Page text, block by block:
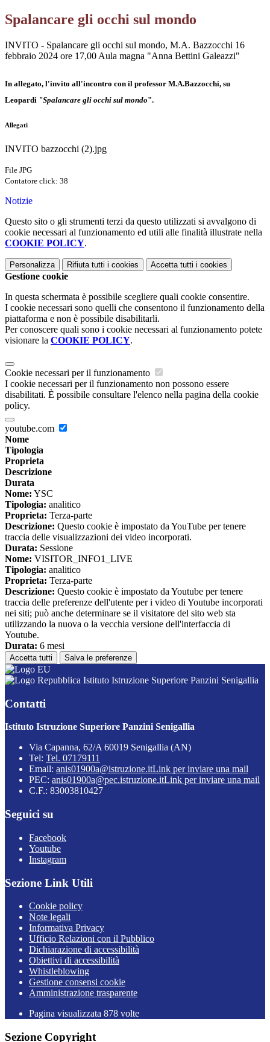
Spalancare gli occhi sul mondo
INVITO - Spalancare gli occhi sul mondo, M.A. Bazzocchi 16
febbraio 2024 ore 17,00 Aula magna "Anna Bettini Galeazzi"
In allegato, l'invito all'incontro con il professor M.A.Bazzocchi, su
Leopardi "Spalancare gli occhi sul mondo".
Allegati
INVITO bazzocchi (2).jpg
File JPG
Contatore click: 38
Notizie
Questo sito o gli strumenti terzi da questo utilizzati si avvalgono di
cookie necessari al funzionamento ed utili alle finalità illustrate nella
COOKIE POLICY.
Personalizza Rifiuta tutti i cookies Accetta tutti i cookies
Gestione cookie
In questa schermata è possibile scegliere quali cookie consentire.
I cookie necessari sono quelli che consentono il funzionamento della
piattaforma e non è possibile disabilitarli.
Per conoscere quali sono i cookie necessari al funzionamento potete
visionare la COOKIE POLICY.
Cookie necessari per il funzionamento
I cookie necessari per il funzionamento non possono essere
disabilitati. È possibile consultare l'elenco nella pagina della cookie
policy.
youtube.com
Nome
Tipologia
Proprieta
Descrizione
Durata
Nome: YSC
Tipologia: analitico
Proprieta: Terza-parte
Descrizione: Questo cookie è impostato da YouTube per tenere
traccia delle visualizzazioni dei video incorporati.
Durata: Sessione
Nome: VISITOR_INFO1_LIVE
Tipologia: analitico
Proprieta: Terza-parte
Descrizione: Questo cookie è impostato da Youtube per tenere
traccia delle preferenze dell'utente per i video di Youtube incorporati
nei siti; può anche determinare se il visitatore del sito web sta
utilizzando la nuova o la vecchia versione dell'interfaccia di
Youtube.
Durata: 6 mesi
Accetta tutti Salva le preferenze
Istituto Istruzione Superiore Panzini Senigallia
Contatti
Istituto Istruzione Superiore Panzini Senigallia
Via Capanna, 62/A 60019 Senigallia (AN)
Tel: Tel. 07179111
Email: anis01900a@istruzione.itLink per inviare una mail
PEC: anis01900a@pec.istruzione.itLink per inviare una mail
C.F.: 83003810427
Seguici su
Facebook
Youtube
Instagram
Sezione Link Utili
Cookie policy
Note legali
Informativa Privacy
Ufficio Relazioni con il Pubblico
Dichiarazione di accessibilità
Obiettivi di accessibilità
Whistleblowing
Gestione consensi cookie
Amministrazione trasparente
Pagina visualizzata 878 volte
Sezione Copyright